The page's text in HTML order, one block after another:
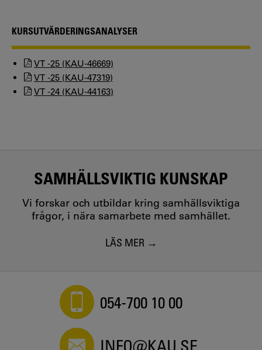
KURSUTVÄRDERINGSANALYSER
VT -25 (KAU-46669)
VT -25 (KAU-47319)
VT -24 (KAU-44163)
SAMHÄLLSVIKTIG KUNSKAP
Vi forskar och utbildar kring samhällsviktiga
frågor, i nära samarbete med samhället.
LÄS MER
054-700 10 00
INFO@KAU.SE